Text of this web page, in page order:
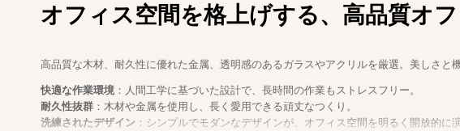
オフィス空間を格上げする、高品質オ
高品質な木材、耐久性に優れた金属、透明感のあるガラスやアクリルを厳選。美しさと
快適な作業環境 ：人間工学に基づいた設計で、長時間の作業もストレスフリー。
耐久性抜群 ：木材や金属を使用し、長く愛用できる頑丈なつくり。
洗練されたデザイン ：シンプルでモダンなデザインが、オフィス空間を明るく開放的に演